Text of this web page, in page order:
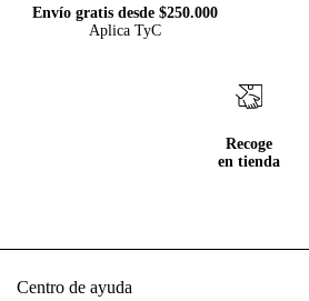
Envío gratis desde $250.000
Aplica TyC
Recoge
en tienda
Centro de ayuda